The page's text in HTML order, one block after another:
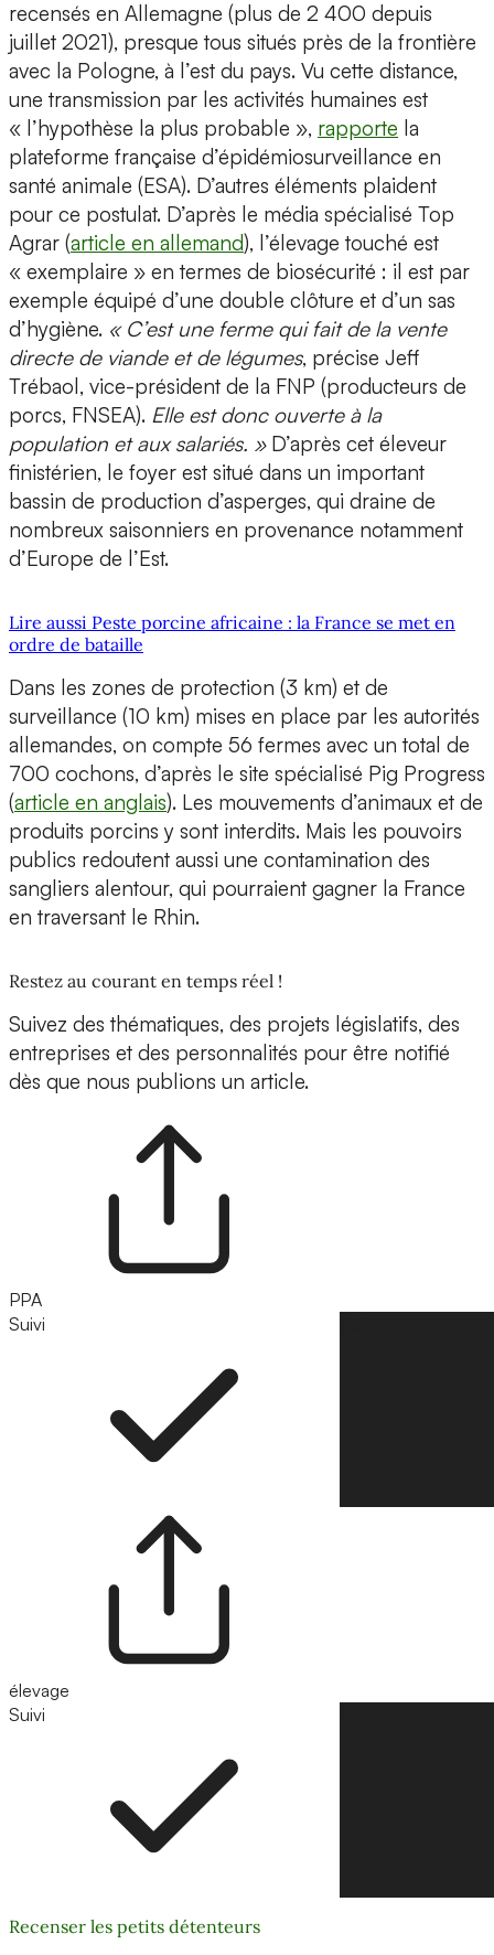
recensés en Allemagne (plus de 2 400 depuis
juillet 2021), presque tous situés près de la frontière
avec la Pologne, à l’est du pays. Vu cette distance,
une transmission par les activités humaines est
« l’hypothèse la plus probable », rapporte la
plateforme française d’épidémiosurveillance en
santé animale (ESA). D’autres éléments plaident
pour ce postulat. D’après le média spécialisé Top
Agrar (article en allemand), l’élevage touché est
« exemplaire » en termes de biosécurité : il est par
exemple équipé d’une double clôture et d’un sas
d’hygiène. « C’est une ferme qui fait de la vente
directe de viande et de légumes, précise Jeff
Trébaol, vice-président de la FNP (producteurs de
porcs, FNSEA). Elle est donc ouverte à la
population et aux salariés. »D’après cet éleveur
finistérien, le foyer est situé dans un important
bassin de production d’asperges, qui draine de
nombreux saisonniers en provenance notamment
d’Europe de l’Est.
Lire aussi Peste porcine africaine : la France se met en
ordre de bataille
Dans les zones de protection (3 km) et de
surveillance (10 km) mises en place par les autorités
allemandes, on compte 56 fermes avec un total de
700 cochons, d’après le site spécialisé Pig Progress
(article en anglais). Les mouvements d’animaux et de
produits porcins y sont interdits. Mais les pouvoirs
publics redoutent aussi une contamination des
sangliers alentour, qui pourraient gagner la France
en traversant le Rhin.
Restez au courant en temps réel !
Suivez des thématiques, des projets législatifs, des
entreprises et des personnalités pour être notifié
dès que nous publions un article.
PPA
Suivi
élevage
Suivi
Recenser les petits détenteurs